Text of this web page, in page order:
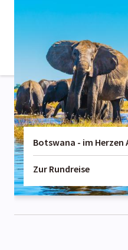
Botswana - im Herzen
Zur Rundreise